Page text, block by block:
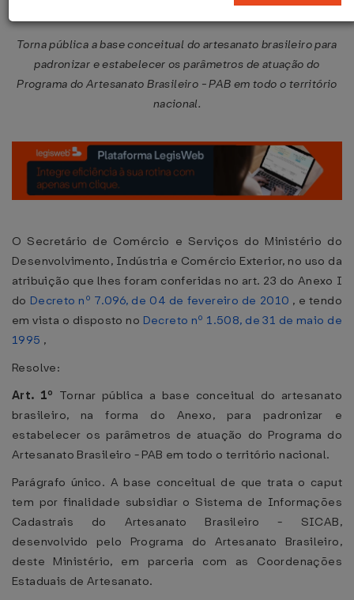
Torna pública a base conceitual do artesanato brasileiro para
padronizar e estabelecer os parâmetros de atuação do
Programa do Artesanato Brasileiro - PAB em todo o território
nacional.
O Secretário de Comércio e Serviços do Ministério do
Desenvolvimento, Indústria e Comércio Exterior, no uso da
atribuição que lhes foram conferidas no art. 23 do Anexo I
do Decreto nº 7.096, de 04 de fevereiro de 2010 , e tendo
em vista o disposto no Decreto nº 1.508, de 31 de maio de
1995 ,
Resolve:
Art. 1º Tornar pública a base conceitual do artesanato
brasileiro, na forma do Anexo, para padronizar e
estabelecer os parâmetros de atuação do Programa do
Artesanato Brasileiro - PAB em todo o território nacional.
Parágrafo único. A base conceitual de que trata o caput
tem por finalidade subsidiar o Sistema de Informações
Cadastrais do Artesanato Brasileiro - SICAB,
desenvolvido pelo Programa do Artesanato Brasileiro,
deste Ministério, em parceria com as Coordenações
Estaduais de Artesanato.